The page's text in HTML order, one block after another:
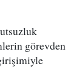
görevden